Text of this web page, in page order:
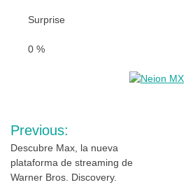
Surprise
0 %
Navegación
de
entradas
Previous:
Descubre Max, la nueva
plataforma de streaming de
Warner Bros. Discovery.